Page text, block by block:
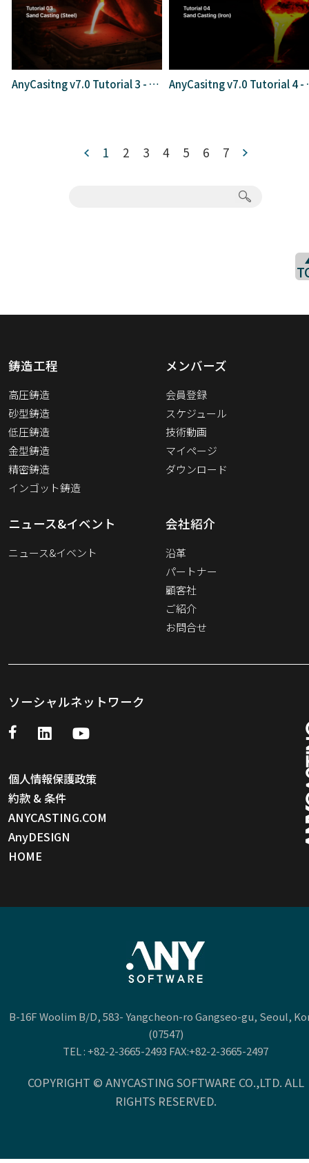
AnyCasitng v7.0 Tutorial 3 - Sand Casting(Sand Steel)
1 2 3 4 5 6 7
鋳造工程
高圧鋳造
砂型鋳造
低圧鋳造
金型鋳造
精密鋳造
インゴット鋳造
メンバーズ
会員登録
スケジュール
技術動画
マイページ
ダウンロード
ニュース&イベント
ニュース&イベント
会社紹介
沿革
パートナー
顧客社
ご紹介
お問合せ
ソーシャルネットワーク
個人情報保護政策
約款 & 条件
ANYCASTING.COM
AnyDESIGN
HOME
B-16F Woolim B/D, 583- Yangcheon-ro Gangseo-gu, Seoul,
(07547)
TEL :+82-2-3665-2493 FAX:+82-2-3665-2497
COPYRIGHT © ANYCASTING SOFTWARE CO.,LTD. ALL
RIGHTS RESERVED.